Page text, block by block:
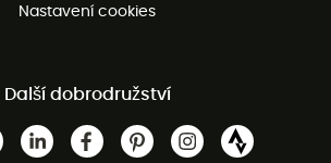
Nastavení cookies
Další dobrodružství